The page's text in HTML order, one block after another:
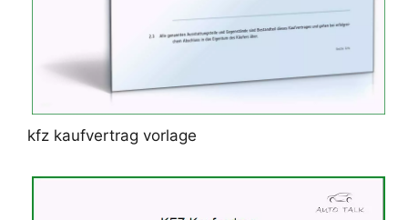
kfz kaufvertrag vorlage